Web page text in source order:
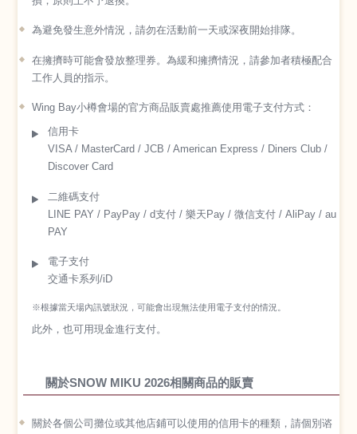
為避免發生意外情況，請勿在活動前一天或深夜開始排隊。
在擁擠時可能會發放整理券。為緩和擁擠情況，請參加者積極配合
工作人員的指示。
Wing Bay小樽會場的官方商品販賣處推薦使用電子支付方式：
信用卡
VISA / MasterCard / JCB / American Express / Diners Club /
Discover Card
二維碼支付
LINE PAY / PayPay / d支付 / 樂天Pay / 微信支付 / AliPay / au
PAY
電子支付
交通卡系列/iD
※根據當天場內訊號狀況，可能會出現無法使用電子支付的情況。
此外，也可用現金進行支付。
關於SNOW MIKU 2026相關商品的販賣
關於各個公司攤位或其他店鋪可以使用的信用卡的種類，請個別谘